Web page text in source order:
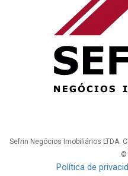
Sefrin Negócios Imobiliários LTDA.
©
Política de